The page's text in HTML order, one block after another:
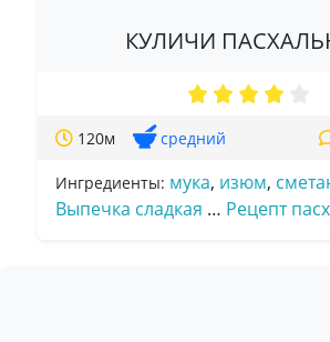
КУЛИЧИ
120м средний
Ингредиенты: мука, изюм,
Выпечка сладкая … Рецепт